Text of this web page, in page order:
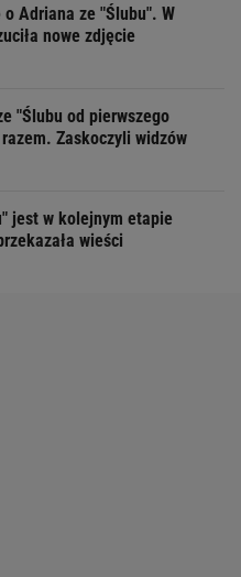
Adriana ze "Ślubu". W
nowe zdjęcie
"Ślubu od pierwszego
Zaskoczyli widzów
jest w kolejnym etapie
wieści